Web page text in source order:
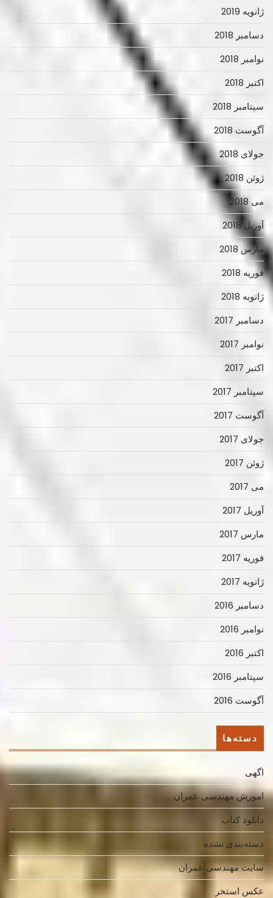
ژانویه 2019
دسامبر 2018
نوامبر 2018
اکتبر 2018
سپتامبر 2018
آگوست 2018
جولای 2018
ژوئن 2018
می 2018
آوریل 2018
مارس 2018
فوریه 2018
ژانویه 2018
دسامبر 2017
نوامبر 2017
اکتبر 2017
سپتامبر 2017
آگوست 2017
جولای 2017
ژوئن 2017
می 2017
آوریل 2017
مارس 2017
فوریه 2017
ژانویه 2017
دسامبر 2016
نوامبر 2016
اکتبر 2016
سپتامبر 2016
آگوست 2016
دسته‌ها
اگهی
اموزش مهندسی عمران
دانلود کتاب
دسته‌بندی نشده
سایت مهندسی عمران
عکس استخر